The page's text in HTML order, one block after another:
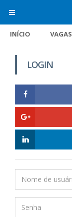
INÍCIO VAGAS
LOGIN